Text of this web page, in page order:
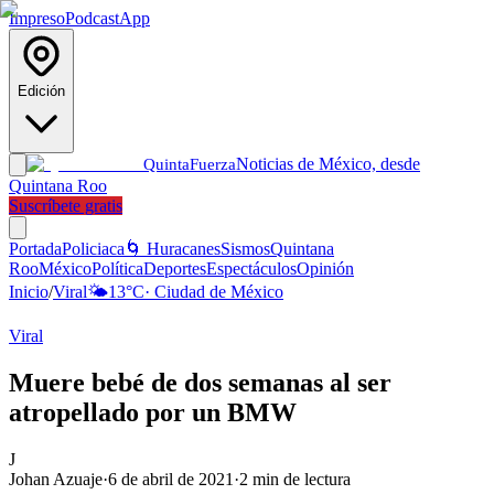
ImpresoPodcastApp
Edición
QuintaFuerzaNoticias de México, desde
Quintana Roo
Suscríbete gratis
PortadaPoliciaca 🌀 HuracanesSismosQuintana
RooMéxicoPolíticaDeportesEspectáculosOpinión
Inicio/Viral🌤️13°C· Ciudad de México
Viral
Muere bebé de dos semanas al ser
atropellado por un BMW
J
Johan Azuaje·6 de abril de 2021 ·2 min de lectura